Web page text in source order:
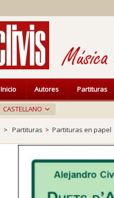
CASTELLANO
Inicio Autores Partituras
> Partituras > Partituras en papel